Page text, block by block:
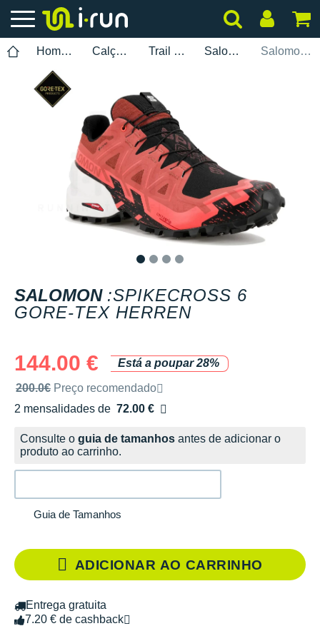
Homem Calçados Trail Running Salomon Salomon :Spikecross 6 Gore-Tex Herren
SALOMON :SPIKECROSS 6
GORE-TEX HERREN
144.00 €
Está a poupar 28%
Preço de venda recomendado pela marca
200.0€ Preço recomendado
2 mensalidades de 72.00 €
sem custos
Consulte o guia de tamanhos antes de adicionar o
produto ao carrinho.
Guia de Tamanhos
ADICIONAR AO CARRINHO
Entrega gratuita
7.20 € de cashback